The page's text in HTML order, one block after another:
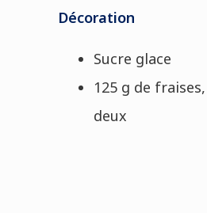
Décoration
Sucre glace
125 g de
deux